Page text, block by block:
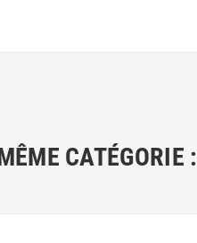
CATÉGORIE :